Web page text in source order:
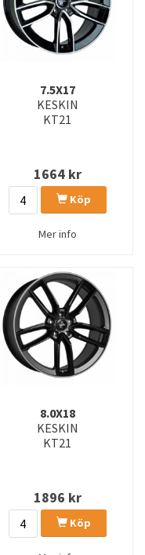
7.5X17
KESKIN
KT21
1664kr
Köp
Mer info
8.0X18
KESKIN
KT21
1896 kr
Köp